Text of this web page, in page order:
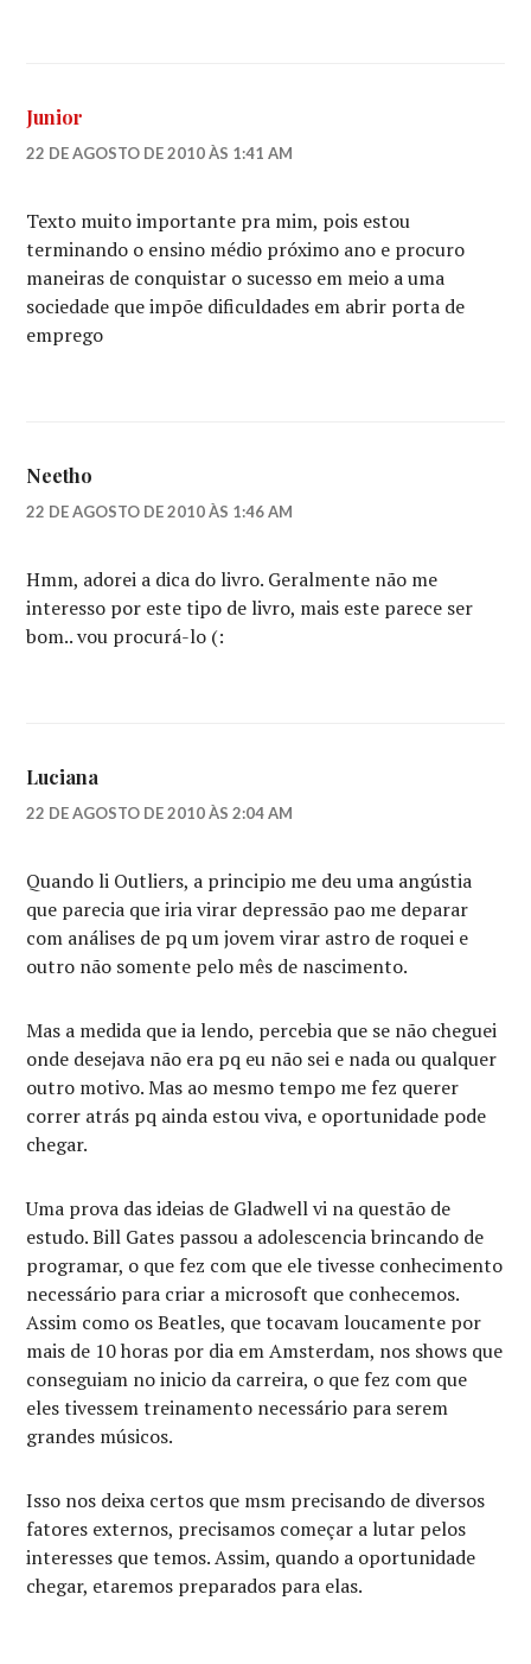
Junior
22 DE AGOSTO DE 2010 ÀS 1:41 AM
Texto muito importante pra mim, pois estou
terminando o ensino médio próximo ano e procuro
maneiras de conquistar o sucesso em meio a uma
sociedade que impõe dificuldades em abrir porta de
emprego
Neetho
22 DE AGOSTO DE 2010 ÀS 1:46 AM
Hmm, adorei a dica do livro. Geralmente não me
interesso por este tipo de livro, mais este parece ser
bom.. vou procurá-lo (:
Luciana
22 DE AGOSTO DE 2010 ÀS 2:04 AM
Quando li Outliers, a principio me deu uma angústia
que parecia que iria virar depressão pao me deparar
com análises de pq um jovem virar astro de roquei e
outro não somente pelo mês de nascimento.
Mas a medida que ia lendo, percebia que se não cheguei
onde desejava não era pq eu não sei e nada ou qualquer
outro motivo. Mas ao mesmo tempo me fez querer
correr atrás pq ainda estou viva, e oportunidade pode
chegar.
Uma prova das ideias de Gladwell vi na questão de
estudo. Bill Gates passou a adolescencia brincando de
programar, o que fez com que ele tivesse conhecimento
necessário para criar a microsoft que conhecemos.
Assim como os Beatles, que tocavam loucamente por
mais de 10 horas por dia em Amsterdam, nos shows que
conseguiam no inicio da carreira, o que fez com que
eles tivessem treinamento necessário para serem
grandes músicos.
Isso nos deixa certos que msm precisando de diversos
fatores externos, precisamos começar a lutar pelos
interesses que temos. Assim, quando a oportunidade
chegar, etaremos preparados para elas.